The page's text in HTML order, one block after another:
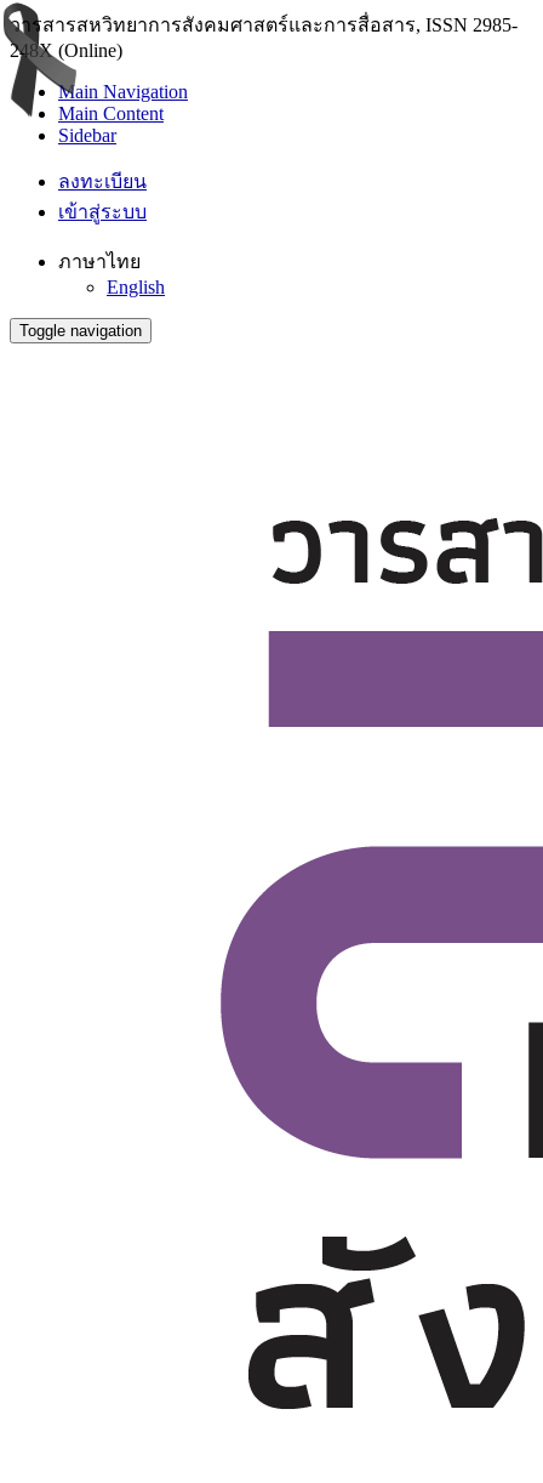
วารสารสหวิทยาการสังคมศาสตร์และการสื่อสาร, ISSN 2985-
248X (Online)
Main Navigation
Main Content
Sidebar
ลงทะเบียน
เข้าสู่ระบบ
ภาษาไทย
English
Toggle navigation